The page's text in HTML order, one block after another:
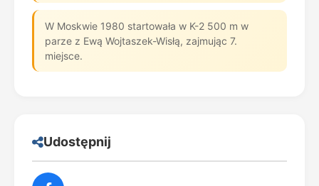
W Moskwie 1980 startowała w K-2 500 m w
parze z Ewą Wojtaszek-Wisłą, zajmując 7.
miejsce.
Udostępnij